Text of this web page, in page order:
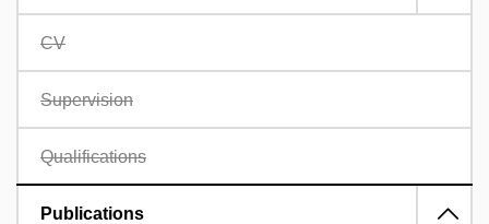
CV
Supervision
Qualifications
Publications